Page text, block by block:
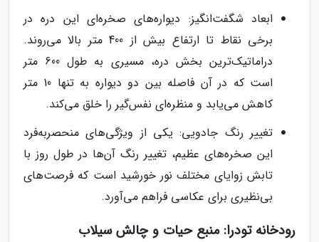
ابعاد شگفت‌انگیز: دیواره‌های صخره‌ای این دره در
برخی نقاط تا ارتفاع بیش از 400 متر بالا می‌روند.
دراماتیک‌ترین بخش دره، مسیری به طول 600 متر
است که در آن فاصله بین دو دیواره به تنها 10 متر
کاهش می‌یابد و منظره‌ای نفس‌گیر را خلق می‌کند.
تغییر رنگ جادویی: یکی از ویژگی‌های منحصربه‌فرد
این صخره‌های عظیم، تغییر رنگ آن‌ها در طول روز با
تابش زوایای مختلف نور خورشید است که فرصت‌های
بی‌نظیری برای عکاسی فراهم می‌آورد.
رودخانه تودرا: منبع حیات و چالش سیلاب